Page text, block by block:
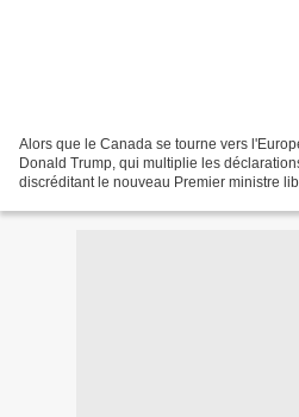
Alors que le Canada se tourne vers
Donald Trump, qui multiplie les
discréditant le nouveau Premier ministre